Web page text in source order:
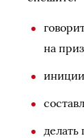
на